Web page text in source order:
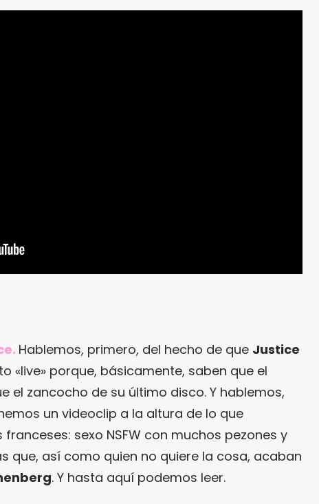
Hablemos, primero, del hecho de que Justice
«live» porque, básicamente, saben que el
el zancocho de su último disco. Y hablemos,
un videoclip a la altura de lo que
sexo NSFW con muchos pezones y
que, así como quien no quiere la cosa, acaban
. Y hasta aquí podemos leer.